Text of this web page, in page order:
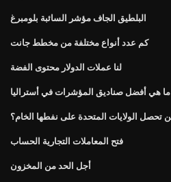
البلطيق الجاف مؤشر السائبة بلومبرغ
كم عدد أنواع مختلفة من مخطط جانت
لنا عملات الدولار محتوى الفضة
ما هي أفضل صناديق المؤشرات في أستراليا
تحصل الولايات المتحدة على نفطها الخام؟
فتح المعاملات التجارية الحساب
أجل الحد من المخزون